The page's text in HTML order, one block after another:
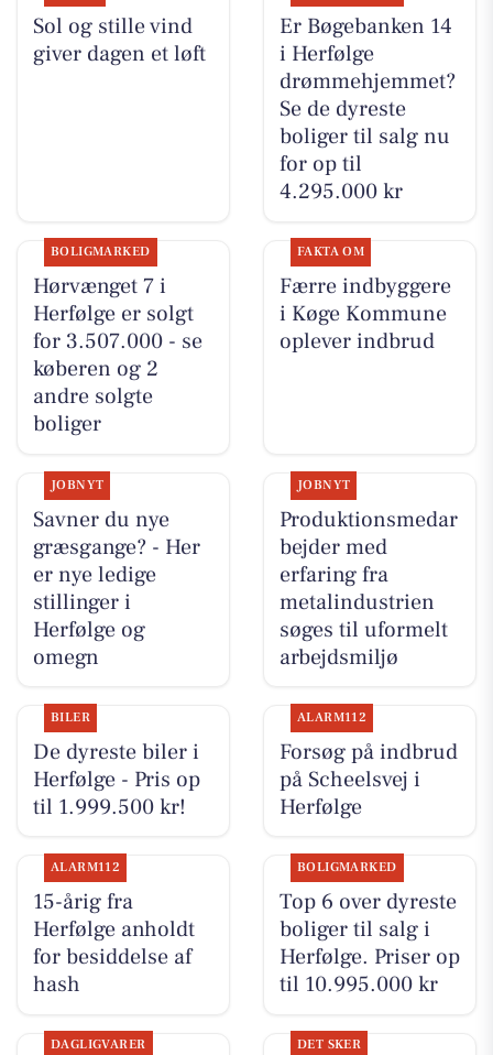
Sol og stille vind
giver dagen et løft
Er Bøgebanken 14
i Herfølge
drømmehjemmet?
Se de dyreste
boliger til salg nu
for op til
4.295.000 kr
BOLIGMARKED
Hørvænget 7 i
Herfølge er solgt
for 3.507.000 - se
køberen og 2
andre solgte
boliger
FAKTA OM
Færre indbyggere
i Køge Kommune
oplever indbrud
JOBNYT
Savner du nye
græsgange? - Her
er nye ledige
stillinger i
Herfølge og
omegn
JOBNYT
Produktionsmedar
bejder med
erfaring fra
metalindustrien
søges til uformelt
arbejdsmiljø
BILER
De dyreste biler i
Herfølge - Pris op
til 1.999.500 kr!
ALARM112
Forsøg på indbrud
på Scheelsvej i
Herfølge
ALARM112
15-årig fra
Herfølge anholdt
for besiddelse af
hash
BOLIGMARKED
Top 6 over dyreste
boliger til salg i
Herfølge. Priser op
til 10.995.000 kr
DAGLIGVARER DET SKER